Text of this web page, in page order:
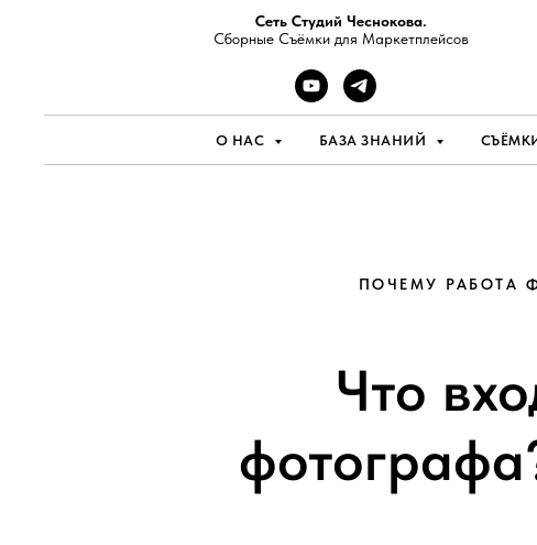
Сеть Студий Чеснокова.
Сборные Съёмки для Маркетплейсов
О НАС БАЗА ЗНАНИЙ
ПОЧЕМУ РАБОТА
Что